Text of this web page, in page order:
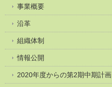
事業概要
沿革
組織体制
情報公開
2020年度からの第2期中期計画